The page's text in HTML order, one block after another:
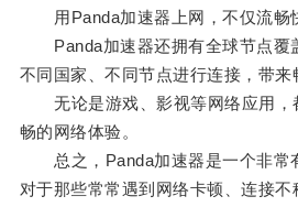
用Panda加速器上网，不仅流畅
Panda加速器还拥有全球节点覆
不同国家、不同节点进行连接，带来
无论是游戏、影视等网络应用，
畅的网络体验。
总之，Panda加速器是一个非常
对于那些常常遇到网络卡顿、连接